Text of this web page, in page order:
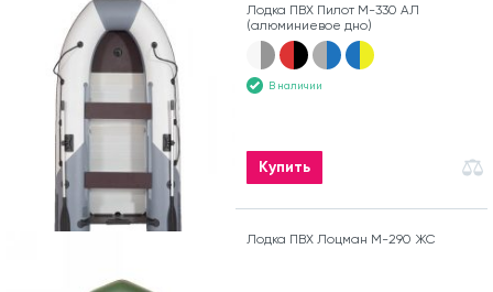
Лодка ПВХ Пилот М-330 АЛ
(алюминиевое дно)
В наличии
Купить
Лодка ПВХ Лоцман М-290 ЖС